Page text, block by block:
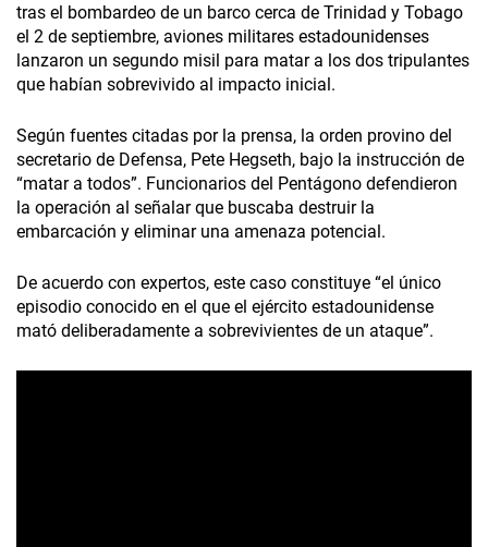
tras el bombardeo de un barco cerca de Trinidad y Tobago
el 2 de septiembre, aviones militares estadounidenses
lanzaron un segundo misil para matar a los dos tripulantes
que habían sobrevivido al impacto inicial.
Según fuentes citadas por la prensa, la orden provino del
secretario de Defensa, Pete Hegseth, bajo la instrucción de
“matar a todos”. Funcionarios del Pentágono defendieron
la operación al señalar que buscaba destruir la
embarcación y eliminar una amenaza potencial.
De acuerdo con expertos, este caso constituye “el único
episodio conocido en el que el ejército estadounidense
mató deliberadamente a sobrevivientes de un ataque”.